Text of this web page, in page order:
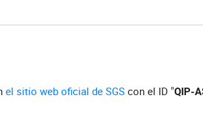
el sitio web oficial de SGS con el ID "QIP-